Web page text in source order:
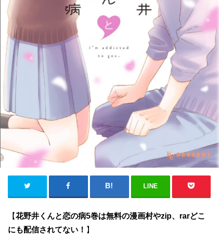
LINE
【花野井くんと恋の病5巻は無料の漫画村やzip、rarどこ
にも配信されてない！ 】